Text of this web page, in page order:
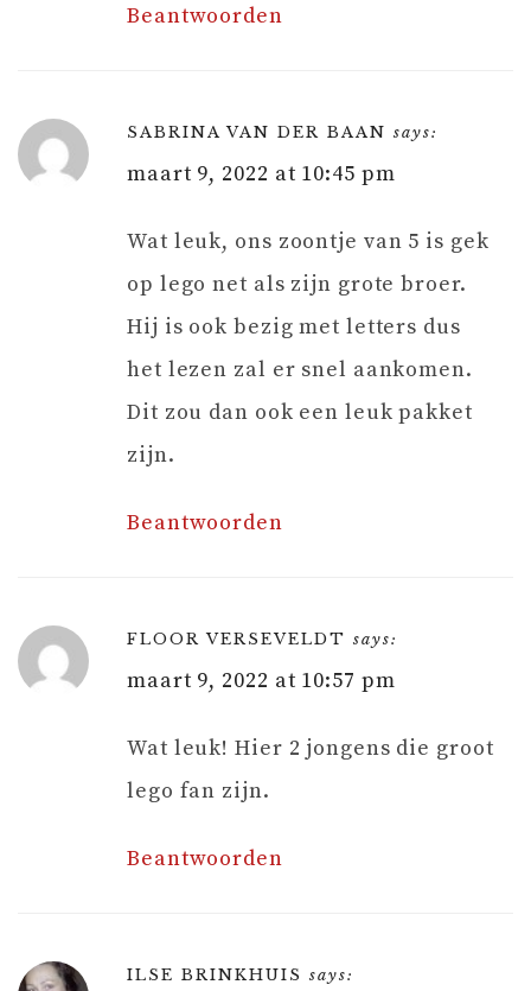
Beantwoorden
SABRINA VAN DER BAAN says:
maart 9, 2022 at 10:45 pm
Wat leuk, ons zoontje van 5 is gek
op lego net als zijn grote broer.
Hij is ook bezig met letters dus
het lezen zal er snel aankomen.
Dit zou dan ook een leuk pakket
zijn.
Beantwoorden
FLOOR VERSEVELDT says:
maart 9, 2022 at 10:57 pm
Wat leuk! Hier 2 jongens die groot
lego fan zijn.
Beantwoorden
ILSE BRINKHUIS says: